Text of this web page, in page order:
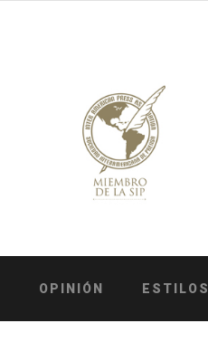
OPINIÓN ESTILOS